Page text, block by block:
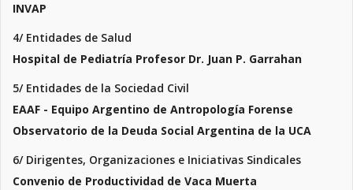
INVAP
4/ Entidades de Salud
Hospital de Pediatría Profesor Dr. Juan P. Garrahan
5/ Entidades de la Sociedad Civil
EAAF - Equipo Argentino de Antropología Forense
Observatorio de la Deuda Social Argentina de la UCA
6/ Dirigentes, Organizaciones e Iniciativas Sindicales
Convenio de Productividad de Vaca Muerta